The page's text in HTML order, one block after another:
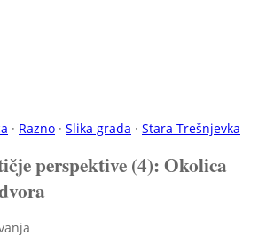
· Razno · Slika grada · Stara Trešnjevka
perspektive (4): Okolica